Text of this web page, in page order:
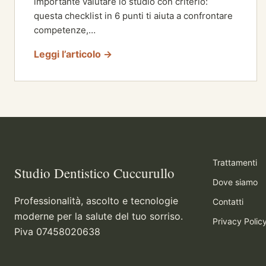
questa checklist in 6 punti ti aiuta a confrontare
competenze,…
Leggi l’articolo →
Studio Dentistico Cuccurullo
Professionalità, ascolto e tecnologie
moderne per la salute del tuo sorriso.
Piva 07458020638
Trattamenti
Dove siamo
Contatti
Privacy